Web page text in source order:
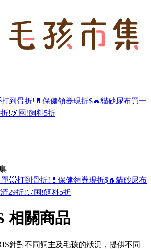
打到骨折! 💊保健領券現折$🔥貓砂尿布買一
!🍖囤!飼料5折
單💥打到骨折! 💊保健領券現折$🔥貓砂尿布
29折!🍖囤!飼料5折
相關商品
針對不同飼主及毛孩的狀況，提供不同